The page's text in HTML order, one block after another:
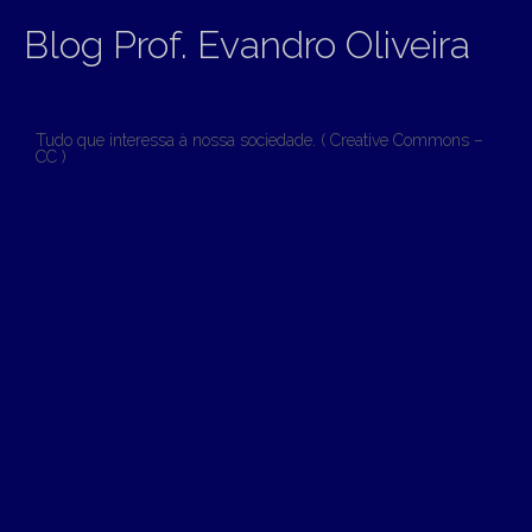
Blog Prof. Evandro Oliveira
Tudo que interessa à nossa sociedade. ( Creative Commons –
CC )